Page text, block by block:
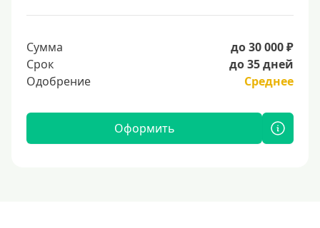
Сумма
до 30 000 ₽
Срок
до 35 дней
Одобрение
Среднее
Оформить